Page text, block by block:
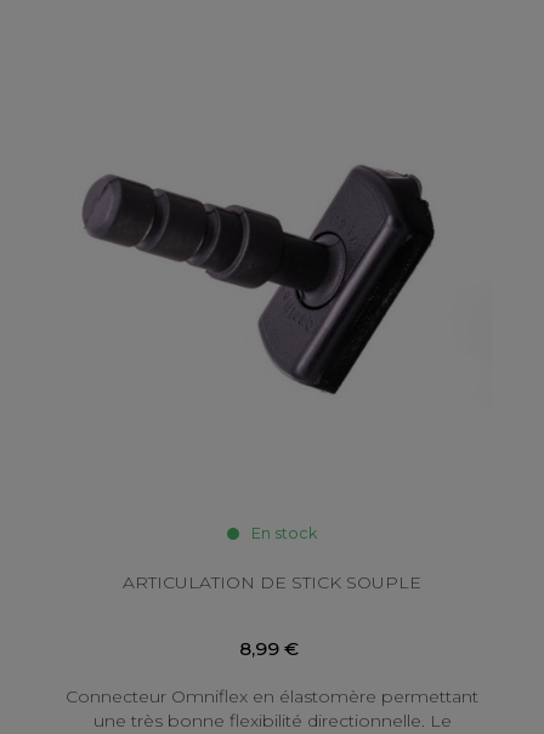
En stock
ARTICULATION DE STICK SOUPLE
8,99 €
Connecteur Omniflex en élastomère permettant
une très bonne flexibilité directionnelle. Le